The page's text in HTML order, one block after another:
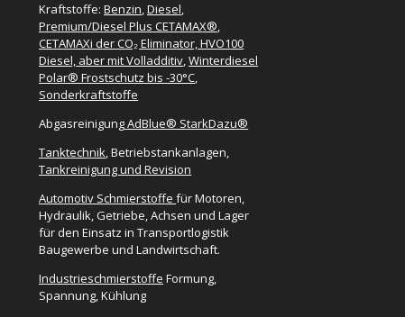
Kraftstoffe:Benzin,Diesel,
Premium/Diesel Plus CETAMAX®,
CETAMAXi der CO₂ Eliminator, HVO100
Diesel, aber mit Volladditiv,Winterdiesel
Polar® Frostschutz bis -30°C,
Sonderkraftstoffe
AbgasreinigungAdBlue® StarkDazu®
Tanktechnik, Betriebstankanlagen,
Tankreinigung und Revision
Automotiv Schmierstoffefür Motoren,
Hydraulik, Getriebe, Achsen und Lager
für den Einsatz in Transportlogistik
Baugewerbe und Landwirtschaft.
Industrieschmierstoffe Formung,
Spannung, Kühlung